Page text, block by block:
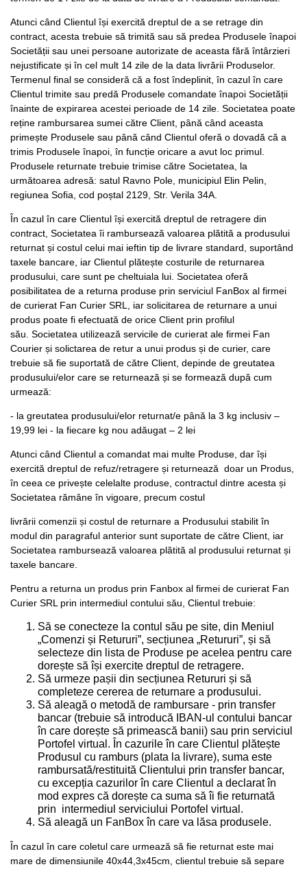
Atunci când Clientul își exercită dreptul de a se retrage din
contract, acesta trebuie să trimită sau să predea Produsele înapoi
Societății sau unei persoane autorizate de aceasta fără întârzieri
nejustificate și în cel mult 14 zile de la data livrării Produselor.
Termenul final se consideră că a fost îndeplinit, în cazul în care
Clientul trimite sau predă Produsele comandate înapoi Societății
înainte de expirarea acestei perioade de 14 zile. Societatea poate
reține rambursarea sumei către Client, până când aceasta
primește Produsele sau până când Clientul oferă o dovadă că a
trimis Produsele înapoi, în funcție oricare a avut loc primul.
Produsele returnate trebuie trimise către Societatea, la
următoarea adresă: satul Ravno Pole, municipiul Elin Pelin,
regiunea Sofia, cod poștal 2129, Str. Verila 34A.
În cazul în care Clientul își exercită dreptul de retragere din
contract, Societatea îi rambursează valoarea plătită a produsului
returnat și costul celui mai ieftin tip de livrare standard, suportând
taxele bancare, iar Clientul plătește costurile de returnarea
produsului, care sunt pe cheltuiala lui. Societatea oferă
posibilitatea de a returna produse prin serviciul FanBox al firmei
de curierat Fan Curier SRL, iar solicitarea de returnare a unui
produs poate fi efectuată de orice Client prin profilul
său. Societatea utilizează servicile de curierat ale firmei Fan
Courier și solictarea de retur a unui produs și de curier, care
trebuie să fie suportată de către Client, depinde de greutatea
produsului/elor care se returnează și se formează după cum
urmează:
- la greutatea produsului/elor returnat/e până la 3 kg inclusiv –
19,99 lei - la fiecare kg nou adăugat – 2 lei
Atunci când Clientul a comandat mai multe Produse, dar își
exercită dreptul de refuz/retragere și returnează doar un Produs,
în ceea ce privește celelalte produse, contractul dintre acesta și
Societatea rămâne în vigoare, precum costul
livrării comenzii și costul de returnare a Produsului stabilit în
modul din paragraful anterior sunt suportate de către Client, iar
Societatea rambursează valoarea plătită al produsului returnat și
taxele bancare.
Pentru a returna un produs prin Fanbox al firmei de curierat Fan
Curier SRL prin intermediul contului său, Clientul trebuie:
Să se conecteze la contul său pe site, din Meniul
„Comenzi și Retururi”, secțiunea „Retururi”, și să
selecteze din lista de Produse pe acelea pentru care
dorește să își exercite dreptul de retragere.
Să urmeze pașii din secțiunea Retururi și să
completeze cererea de returnare a produsului.
Să aleagă o metodă de rambursare - prin transfer
bancar (trebuie să introducă IBAN-ul contului bancar
în care dorește să primească banii) sau prin serviciul
Portofel virtual. În cazurile în care Clientul plătește
Produsul cu ramburs (plata la livrare), suma este
rambursată/restituită Clientului prin transfer bancar,
cu excepția cazurilor în care Clientul a declarat în
mod expres că dorește ca suma să îi fie returnată
prin intermediul serviciului Portofel virtual.
Să aleagă un FanBox în care va lăsa produsele.
În cazul în care coletul care urmează să fie returnat este mai
mare de dimensiunile 40x44,3x45cm, clientul trebuie să separe